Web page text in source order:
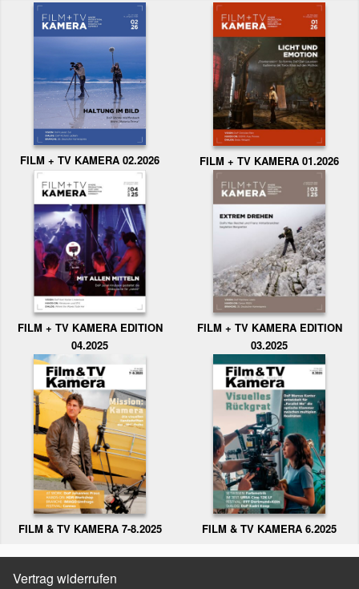
FILM + TV KAMERA 02.2026 FILM + TV KAMERA 01.2026
FILM + TV KAMERA EDITION
04.2025
FILM + TV KAMERA EDITION
03.2025
FILM & TV KAMERA 7-8.2025 FILM & TV KAMERA 6.2025
Vertrag widerrufen